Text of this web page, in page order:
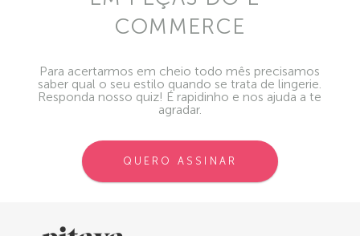
COMMERCE
Para acertarmos em cheio todo mês precisamos
saber qual o seu estilo quando se trata de lingerie.
Responda nosso quiz! É rapidinho e nos ajuda a te
agradar.
QUERO ASSINAR